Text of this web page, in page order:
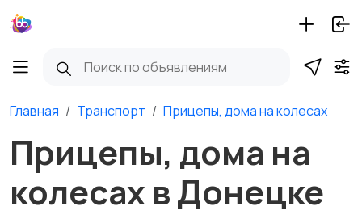
Главная Транспорт Прицепы, дома на колесах
Прицепы, дома на
колесах в Донецке